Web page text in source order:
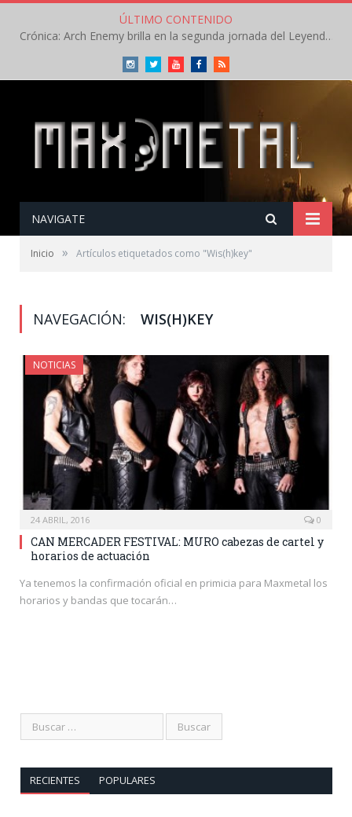
ÚLTIMO CONTENIDO
Crónica: Arch Enemy brilla en la segunda jornada del Leyendas del Rock – Jueves – Agosto 2026
InstagramTwitterYoutubeFacebookRSS
NAVIGATE
Inicio » Artículos etiquetados como "Wis(h)key"
NAVEGACIÓN: WIS(H)KEY
NOTICIAS
24 ABRIL, 2016 0
CAN MERCADER FESTIVAL: MURO cabezas de cartel y
horarios de actuación
Ya tenemos la confirmación oficial en primicia para Maxmetal los
horarios y bandas que tocarán…
RECIENTES POPULARES